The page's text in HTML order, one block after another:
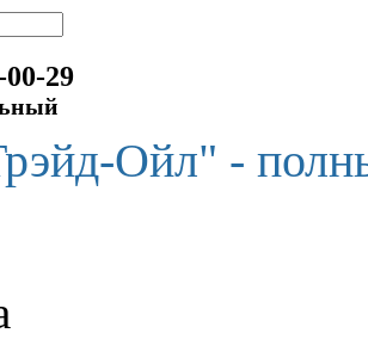
29
Ойл" -